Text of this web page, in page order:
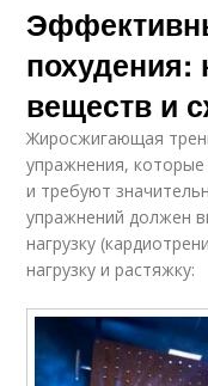
похудения:
веществ и
Жиросжигающая
упражнения,
и требуют
упражнений должен
нагрузку
нагрузку и растяжку: